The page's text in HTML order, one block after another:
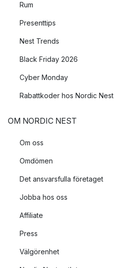
Rum
Presenttips
Nest Trends
Black Friday 2026
Cyber Monday
Rabattkoder hos Nordic Nest
OM NORDIC NEST
Om oss
Omdömen
Det ansvarsfulla företaget
Jobba hos oss
Affiliate
Press
Välgörenhet